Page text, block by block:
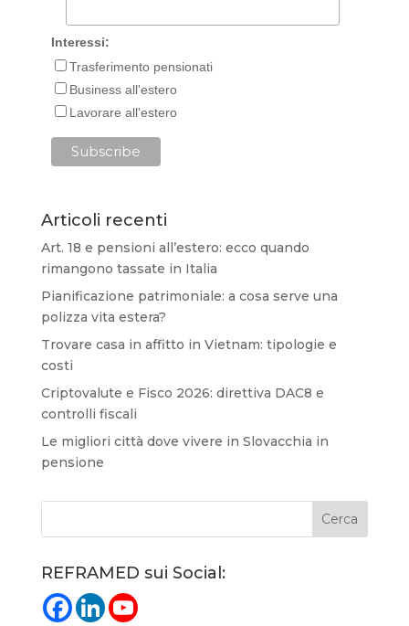
Interessi:
Trasferimento pensionati
Business all'estero
Lavorare all'estero
Articoli recenti
Art. 18 e pensioni all’estero: ecco quando
rimangono tassate in Italia
Pianificazione patrimoniale: a cosa serve una
polizza vita estera?
Trovare casa in affitto in Vietnam: tipologie e
costi
Criptovalute e Fisco 2026: direttiva DAC8 e
controlli fiscali
Le migliori città dove vivere in Slovacchia in
pensione
REFRAMED sui Social: